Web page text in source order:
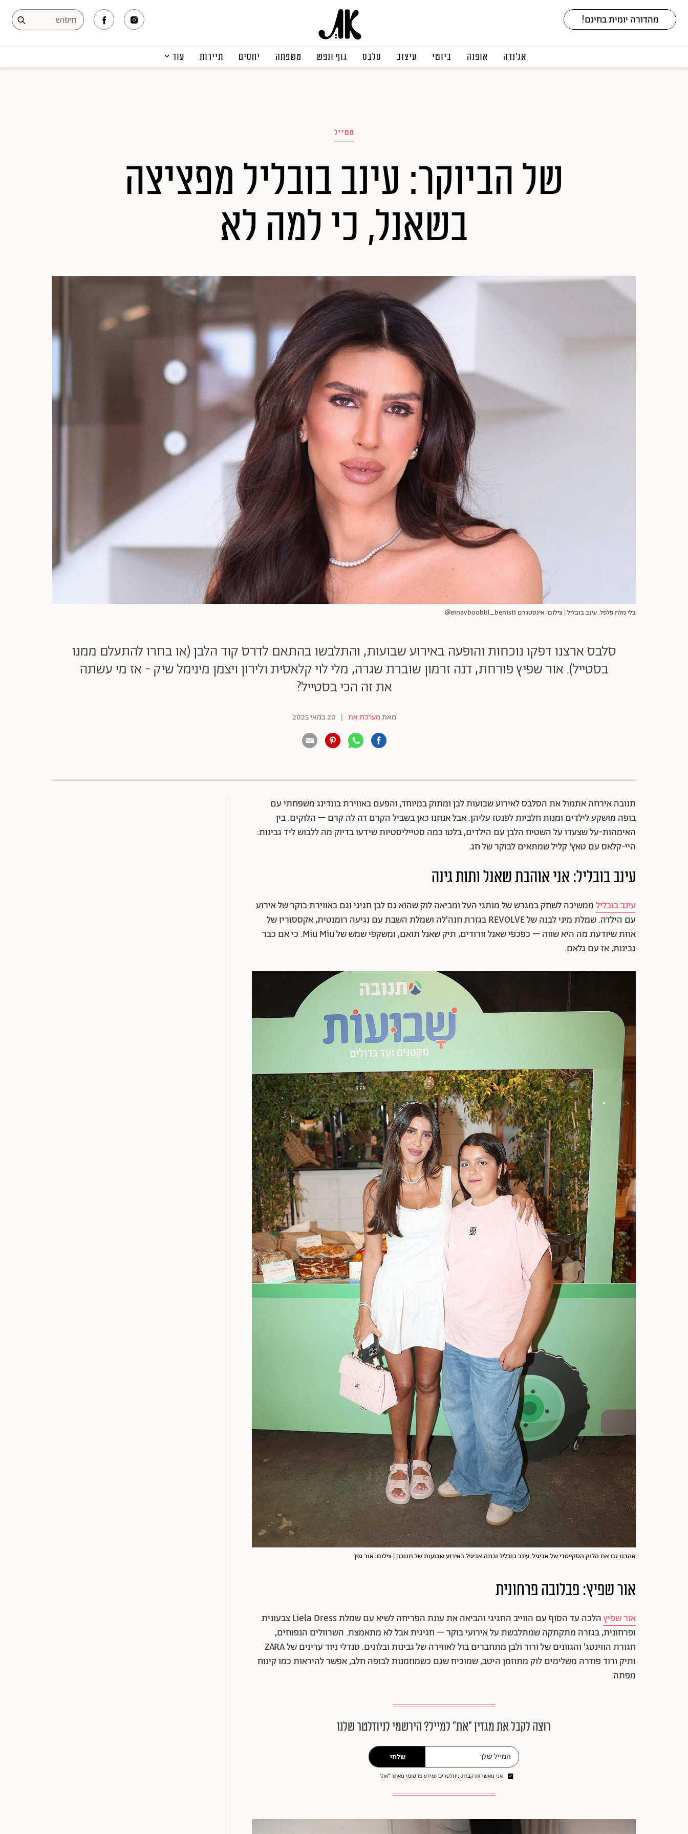
אג׳נדה אופנה ביוטי עיצוב סלבס גוף ונפש משפחה יחסים תיירות עוד
סטייל
של הביוקר: עינב בובליל מפציצה
בשאנל, כי למה לא
בלי מלח פלפל. עינב בובליל | צילום: אינסטגרם einavbooblil_benisti@
סלבס ארצנו דפקו נוכחות והופעה באירוע שבועות, והתלבשו בהתאם לדרס קוד הלבן (או בחרו להתעלם ממנו
בסטייל). אור שפיץ פורחת, דנה זרמון שוברת שגרה, מלי לוי קלאסית ולירון ויצמן מינימל שיק - אז מי עשתה
את זה הכי בסטייל?
מאתמערכת את | 20 במאי 2025
תנובה אירחה אתמול את הסלבס לאירוע שבועות לבן ומתוק במיוחד, והפעם באווירת בונדינג משפחתי עם
בופה מושקע לילדים ומנות חלביות לפנטז עליהן. אבל אנחנו כאן בשביל הקרם דה לה קרם – הלוקים. בין
האימהות-על שצעדו על השטיח הלבן עם הילדים, בלטו כמה סטייליסטיות שידעו בדיוק מה ללבוש ליד גבינות:
היי-קלאס עם טאץ' קליל שמתאים לבוקר של חג.
עינב בובליל: אני אוהבת שאנל ותות גינה
עינב בובלילממשיכה לשחק במגרש של מותגי העל ומביאה לוק שהוא גם לבן חגיגי וגם באווירת בוקר של אירוע
עם הילדה. שמלת מיני לבנה של REVOLVE בגזרת חנה'לה ושמלת השבת עם נגיעה רומנטית, אקססוריז של
אחת שיודעת מה היא שווה – כפכפי שאנל וורודים, תיק שאנל תואם, ומשקפי שמש של Miu Miu. כי אם כבר
גבינות, אז עם גלאם.
אהבנו גם את הלוק הסקייטרי של אביגיל. עינב בובליל ובתה אביגיל באירוע שבועות של תנובה | צילום: אור גפן
אור שפיץ: פבלובה פרחונית
אור שפיץ
הלכה עד הסוף עם הווייב החגיגי והביאה את עונת הפריחה לשיא עם שמלת Liela Dress צבעונית
ופרחונית, בגזרה מתקתקה שמתלבשת על אירועי בוקר – חגיגית אבל לא מתאמצת. השרוולים הנפוחים,
חגורת הווינטג' והגוונים של ורוד ולבן מתחברים בול לאווירה של גבינות ובלונים. סנדלי ניוד עדינים של ZARA
ותיק ורוד פודרה משלימים לוק מתוזמן היטב, שמוכיח שגם כשמוזמנות לבופה חלב, אפשר להיראות כמו קינוח
מפתה.
רוצה לקבל את מגזין ״את״ למייל? הירשמי לניוזלטר שלנו
שלחי
אני מאשר/ת קבלת ניוזלטרים ומידע פרסומי מאתר ״את״